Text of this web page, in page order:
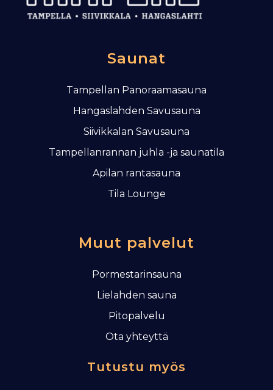
Saunat
Tampellan Panoraamasauna
Hangaslahden Savusauna
Siivikkalan Savusauna
Tampellanrannan juhla -ja saunatila
Apilan rantasauna
Tila Lounge
Muut palvelut
Pormestarinsauna
Lielahden sauna
Pitopalvelu
Ota yhteyttä
Tutustu myös